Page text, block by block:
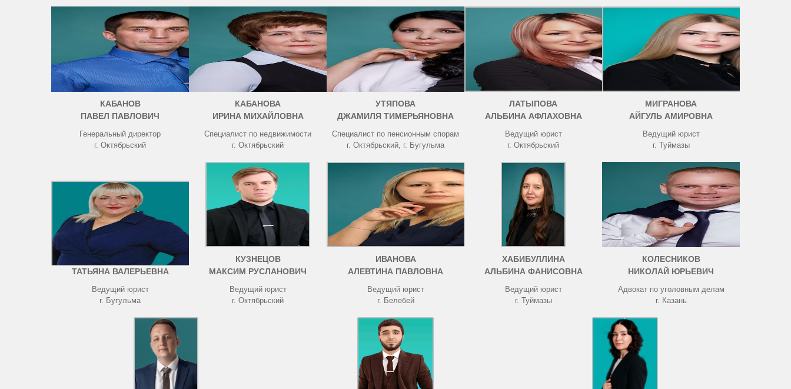
КАБАНОВ
ПАВЕЛ ПАВЛОВИЧ
Генеральный директор
г. Октябрьский
КАБАНОВА
ИРИНА МИХАЙЛОВНА
Специалист по недвижимости
г. Октябрьский
УТЯПОВА
ДЖАМИЛЯ ТИМЕРЬЯНОВНА
Специалист по пенсионным спорам
г. Октябрьский, г. Бугульма
ЛАТЫПОВА
АЛЬБИНА АФЛАХОВНА
Ведущий юрист
г. Октябрьский
МИГРАНОВА
АЙГУЛЬ АМИРОВНА
Ведущий юрист
г. Туймазы
ЧИСТОВА
ТАТЬЯНА ВАЛЕРЬЕВНА
Ведущий юрист
г. Бугульма
КУЗНЕЦОВ
МАКСИМ РУСЛАНОВИЧ
Ведущий юрист
г. Октябрьский
ИВАНОВА
АЛЕВТИНА ПАВЛОВНА
Ведущий юрист
г. Белебей
ХАБИБУЛЛИНА
АЛЬБИНА ФАНИСОВНА
Ведущий юрист
г. Туймазы
КОЛЕСНИКОВ
НИКОЛАЙ ЮРЬЕВИЧ
Адвокат по уголовным делам
г. Казань